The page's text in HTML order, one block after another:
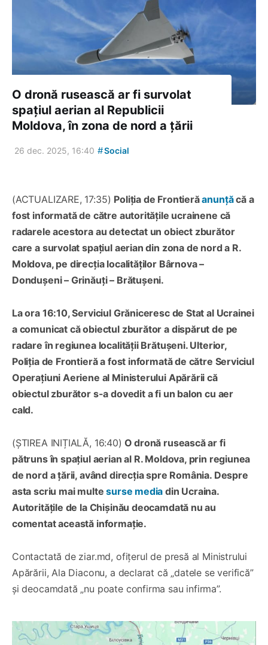
O dronă rusească ar fi survolat
spațiul aerian al Republicii
Moldova, în zona de nord a țării
26 dec. 2025, 16:40 #Social
(ACTUALIZARE, 17:35) Poliția de Frontierăanunțăcă a
fost informată de către autoritățile ucrainene că
radarele acestora au detectat un obiect zburător
care a survolat spațiul aerian din zona de nord a R.
Moldova, pe direcția localităților Bârnova –
Dondușeni – Grinăuți – Brătușeni.
La ora 16:10, Serviciul Grăniceresc de Stat al Ucrainei
a comunicat că obiectul zburător a dispărut de pe
radare în regiunea localității Brătușeni. Ulterior,
Poliția de Frontieră a fost informată de către Serviciul
Operațiuni Aeriene al Ministerului Apărării că
obiectul zburător s-a dovedit a fi un balon cu aer
cald.
(ȘTIREA INIȚIALĂ, 16:40) O dronă rusească ar fi
pătruns în spațiul aerian al R. Moldova, prin regiunea
de nord a țării, având direcția spre România. Despre
asta scriu mai multe surse mediadin Ucraina.
Autoritățile de la Chișinău deocamdată nu au
comentat această informație.
Contactată de ziar.md, ofițerul de presă al Ministrului
Apărării, Ala Diaconu, a declarat că „datele se verifică”
și deocamdată „nu poate confirma sau infirma”.